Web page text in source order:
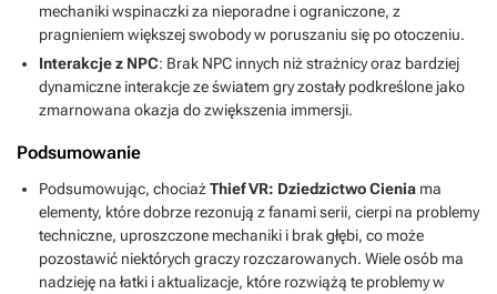
mechaniki wspinaczki za nieporadne i ograniczone, z
pragnieniem większej swobody w poruszaniu się po otoczeniu.
Interakcje z NPC: Brak NPC innych niż strażnicy oraz bardziej
dynamiczne interakcje ze światem gry zostały podkreślone jako
zmarnowana okazja do zwiększenia immersji.
Podsumowanie
Podsumowując, chociażThief VR: Dziedzictwo Cienia ma
elementy, które dobrze rezonują z fanami serii, cierpi na problemy
techniczne, uproszczone mechaniki i brak głębi, co może
pozostawić niektórych graczy rozczarowanych. Wiele osób ma
nadzieję na łatki i aktualizacje, które rozwiążą te problemy w